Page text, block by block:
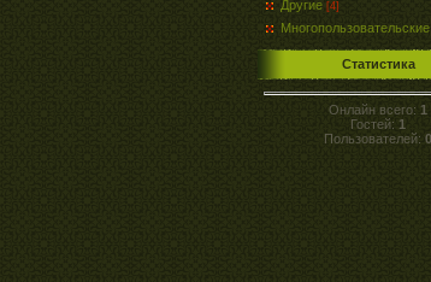
Другие [4]
Многопользовательские
Статистика
Онлайн всего: 1
Гостей: 1
Пользователей: 0